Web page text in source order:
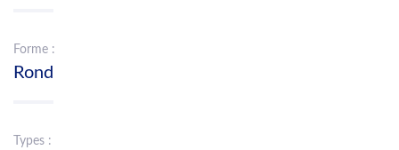
Forme :
Rond
Types :